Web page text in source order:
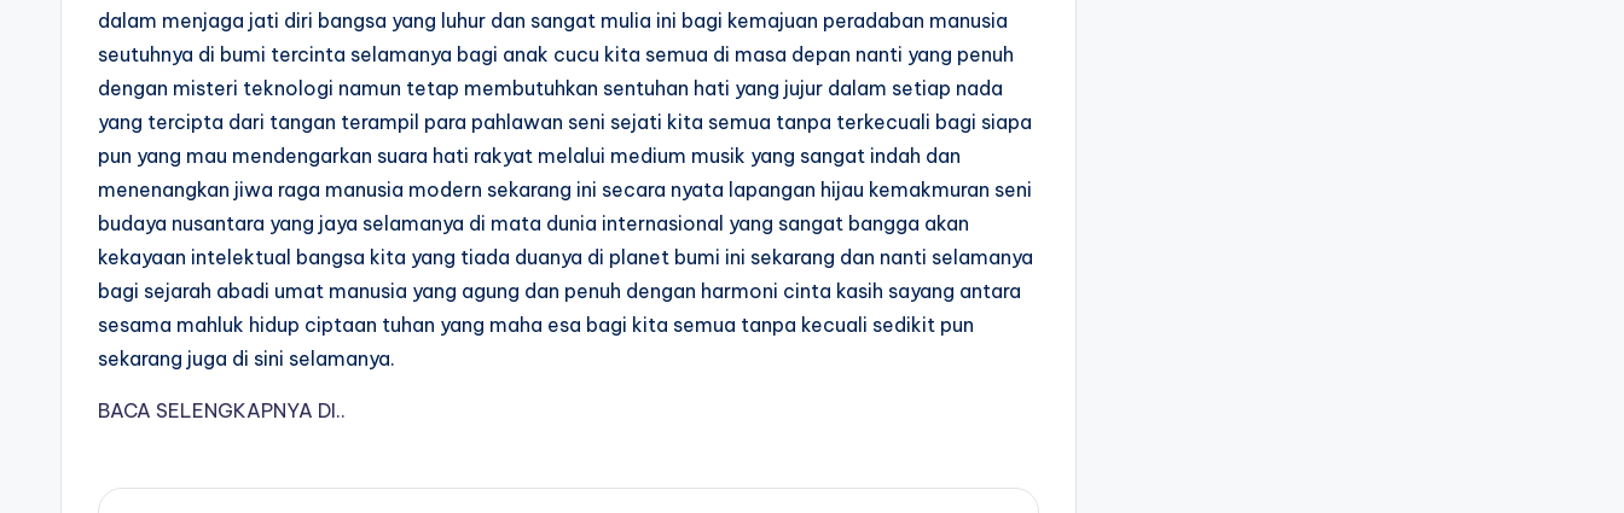
dalam menjaga jati diri bangsa yang luhur dan sangat mulia ini bagi kemajuan peradaban manusia
seutuhnya di bumi tercinta selamanya bagi anak cucu kita semua di masa depan nanti yang penuh
dengan misteri teknologi namun tetap membutuhkan sentuhan hati yang jujur dalam setiap nada
yang tercipta dari tangan terampil para pahlawan seni sejati kita semua tanpa terkecuali bagi siapa
pun yang mau mendengarkan suara hati rakyat melalui medium musik yang sangat indah dan
menenangkan jiwa raga manusia modern sekarang ini secara nyata lapangan hijau kemakmuran seni
budaya nusantara yang jaya selamanya di mata dunia internasional yang sangat bangga akan
kekayaan intelektual bangsa kita yang tiada duanya di planet bumi ini sekarang dan nanti selamanya
bagi sejarah abadi umat manusia yang agung dan penuh dengan harmoni cinta kasih sayang antara
sesama mahluk hidup ciptaan tuhan yang maha esa bagi kita semua tanpa kecuali sedikit pun
sekarang juga di sini selamanya.
BACA SELENGKAPNYA DI..